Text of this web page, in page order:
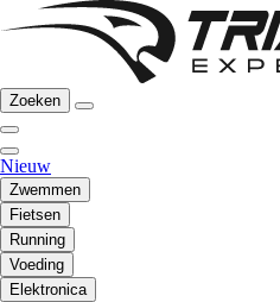
Zoeken
Nieuw
Zwemmen
Fietsen
Running
Voeding
Elektronica